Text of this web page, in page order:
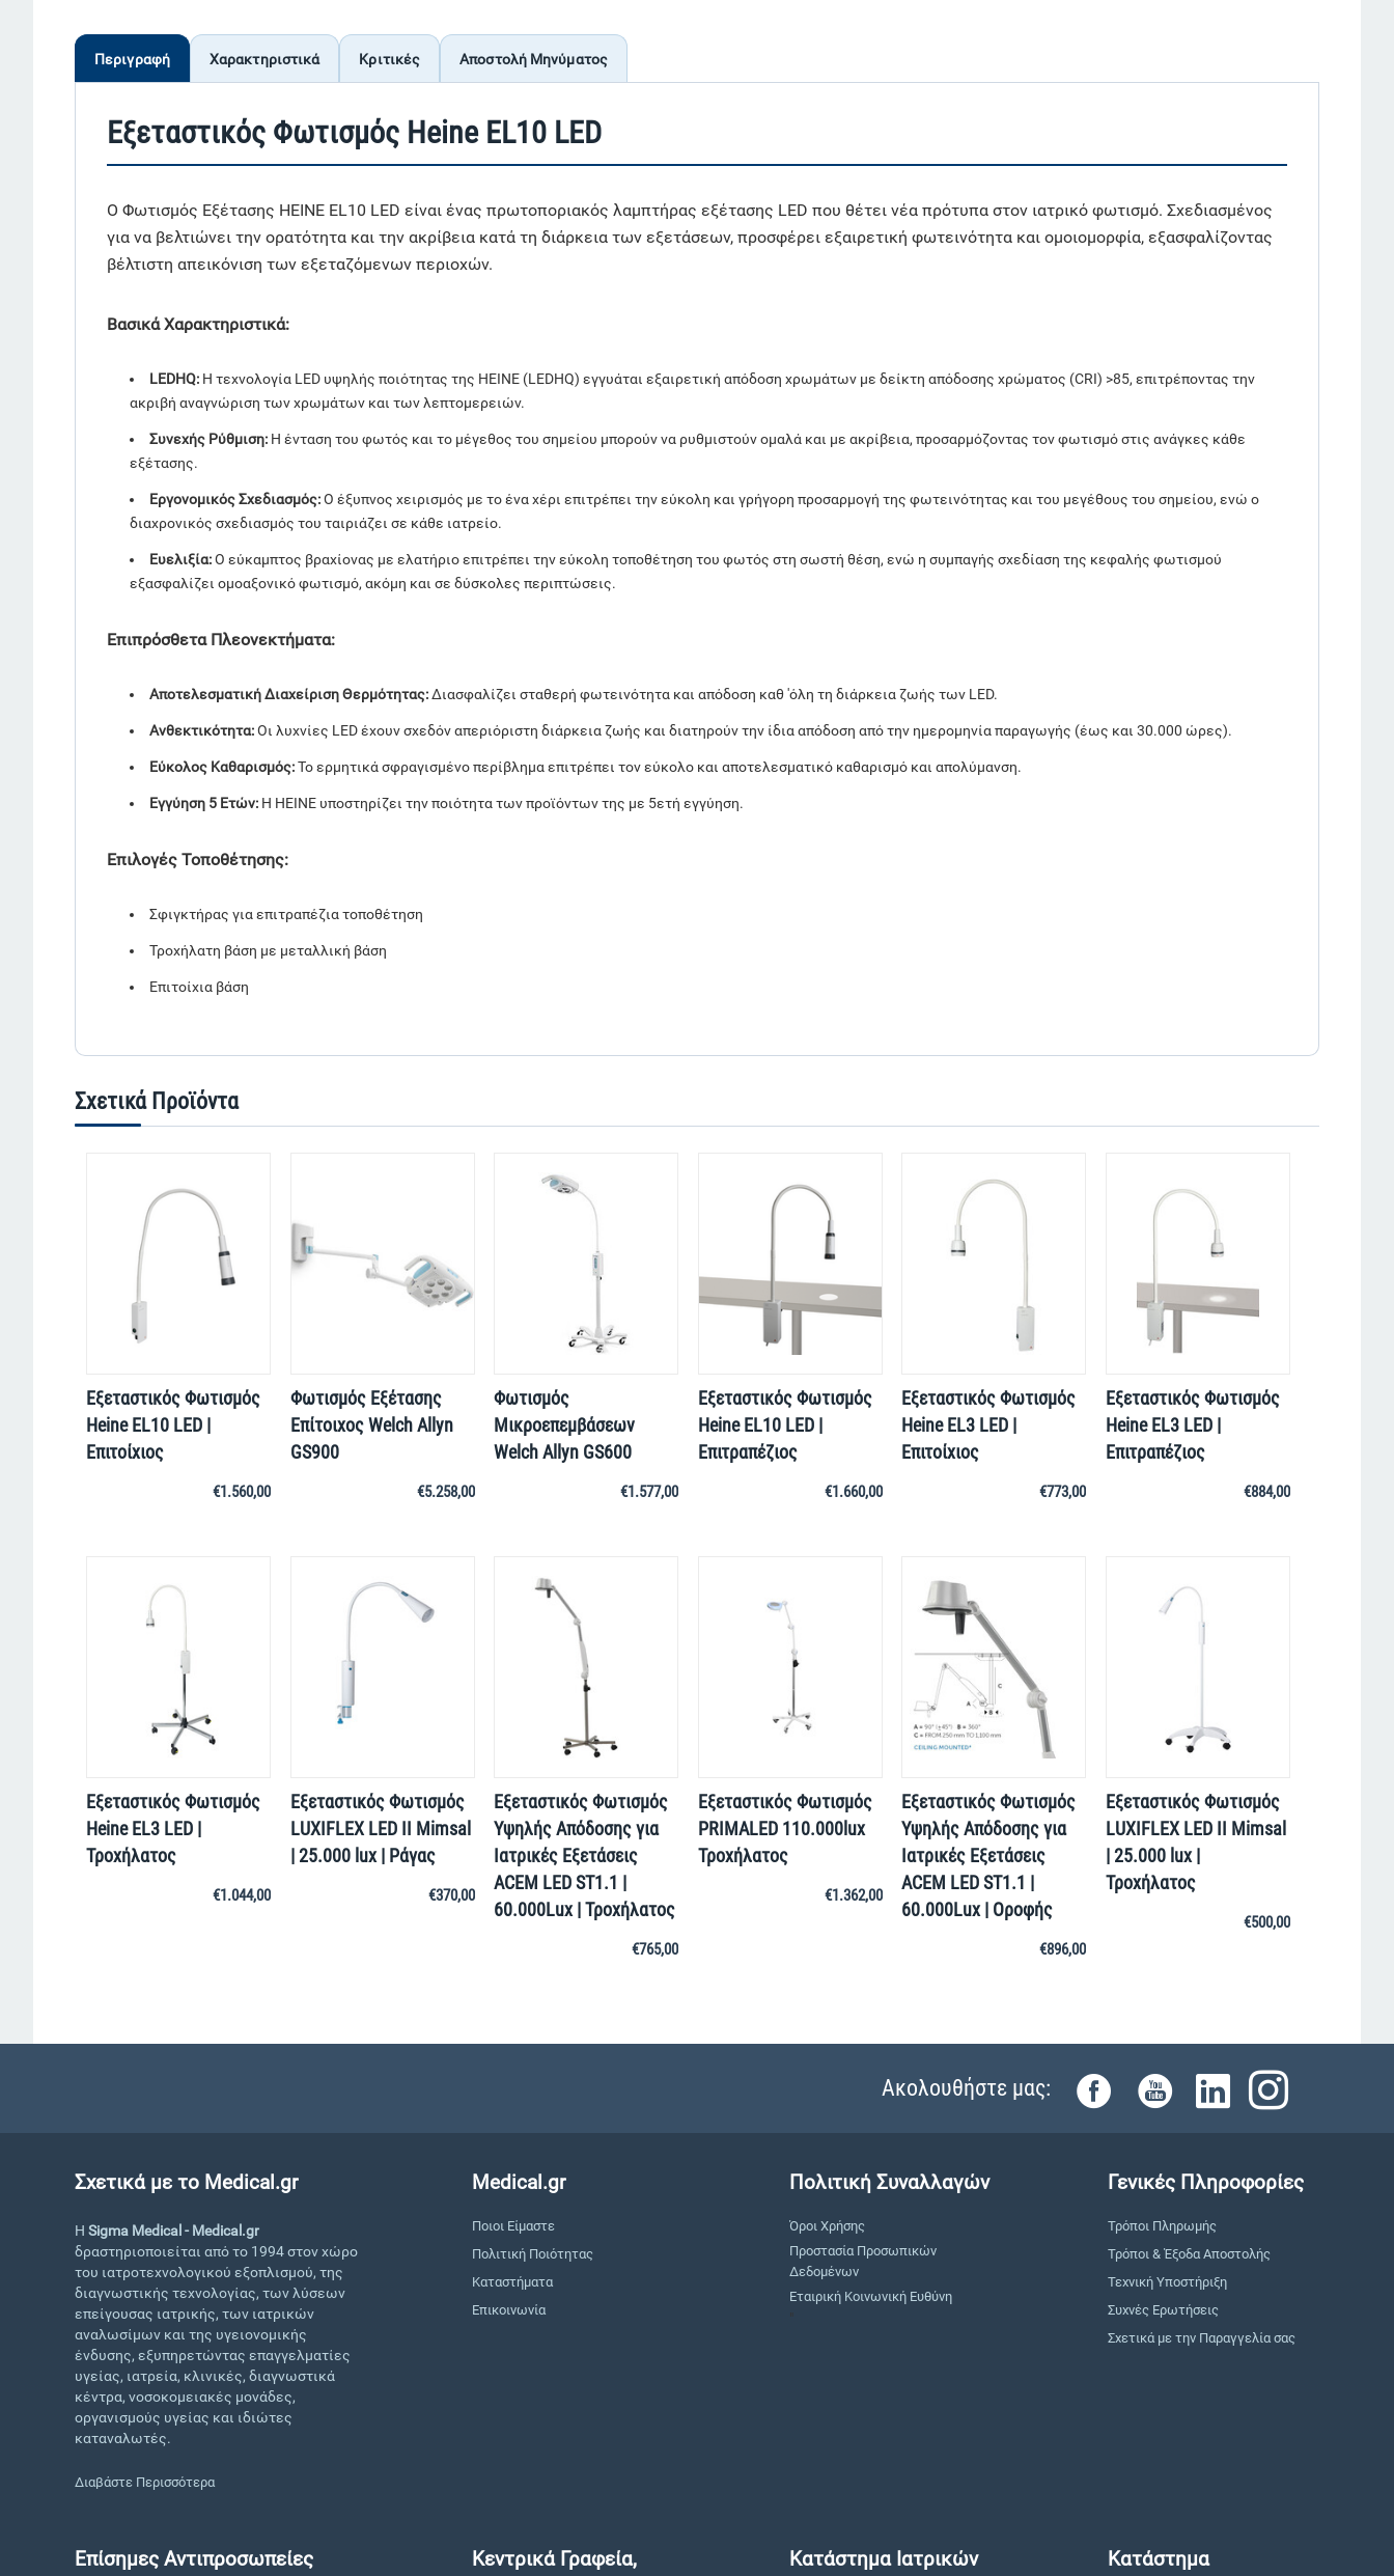
Περιγραφή Χαρακτηριστικά Κριτικές Αποστολή Μηνύματος
Εξεταστικός Φωτισμός Heine EL10 LED
Ο Φωτισμός Εξέτασης HEINE EL10 LED είναι ένας πρωτοποριακός λαμπτήρας εξέτασης LED που θέτει νέα πρότυπα στον ιατρικό φωτισμό. Σχεδιασμένος
για να βελτιώνει την ορατότητα και την ακρίβεια κατά τη διάρκεια των εξετάσεων, προσφέρει εξαιρετική φωτεινότητα και ομοιομορφία, εξασφαλίζοντας
βέλτιστη απεικόνιση των εξεταζόμενων περιοχών.
Βασικά Χαρακτηριστικά:
LEDHQ: Η τεχνολογία LED υψηλής ποιότητας της HEINE (LEDHQ) εγγυάται εξαιρετική απόδοση χρωμάτων με δείκτη απόδοσης χρώματος (CRI) >85, επιτρέποντας την
ακριβή αναγνώριση των χρωμάτων και των λεπτομερειών.
Συνεχής Ρύθμιση: Η ένταση του φωτός και το μέγεθος του σημείου μπορούν να ρυθμιστούν ομαλά και με ακρίβεια, προσαρμόζοντας τον φωτισμό στις ανάγκες κάθε
εξέτασης.
Εργονομικός Σχεδιασμός:Ο έξυπνος χειρισμός με το ένα χέρι επιτρέπει την εύκολη και γρήγορη προσαρμογή της φωτεινότητας και του μεγέθους του σημείου, ενώ ο
διαχρονικός σχεδιασμός του ταιριάζει σε κάθε ιατρείο.
Ευελιξία:Ο εύκαμπτος βραχίονας με ελατήριο επιτρέπει την εύκολη τοποθέτηση του φωτός στη σωστή θέση, ενώ η συμπαγής σχεδίαση της κεφαλής φωτισμού
εξασφαλίζει ομοαξονικό φωτισμό, ακόμη και σε δύσκολες περιπτώσεις.
Επιπρόσθετα Πλεονεκτήματα:
Αποτελεσματική Διαχείριση Θερμότητας:Διασφαλίζει σταθερή φωτεινότητα και απόδοση καθ 'όλη τη διάρκεια ζωής των LED.
Ανθεκτικότητα:Οι λυχνίες LED έχουν σχεδόν απεριόριστη διάρκεια ζωής και διατηρούν την ίδια απόδοση από την ημερομηνία παραγωγής (έως και 30.000 ώρες).
Εύκολος Καθαρισμός:Το ερμητικά σφραγισμένο περίβλημα επιτρέπει τον εύκολο και αποτελεσματικό καθαρισμό και απολύμανση.
Εγγύηση 5 Ετών: Η HEINE υποστηρίζει την ποιότητα των προϊόντων της με 5ετή εγγύηση.
Επιλογές Τοποθέτησης:
Σφιγκτήρας για επιτραπέζια τοποθέτηση
Τροχήλατη βάση με μεταλλική βάση
Επιτοίχια βάση
Σχετικά Προϊόντα
Εξεταστικός Φωτισμός
Heine EL10 LED |
Επιτοίχιος
€1.560,00
Φωτισμός Εξέτασης
Επίτοιχος Welch Allyn
GS900
€5.258,00
Φωτισμός
Μικροεπεμβάσεων
Welch Allyn GS600
€1.577,00
Εξεταστικός Φωτισμός
Heine EL10 LED |
Επιτραπέζιος
€1.660,00
Εξεταστικός Φωτισμός
Heine EL3 LED |
Επιτοίχιος
€773,00
Εξεταστικός Φωτισμός
Heine EL3 LED |
Επιτραπέζιος
€884,00
Εξεταστικός Φωτισμός
Heine EL3 LED |
Τροχήλατος
€1.044,00
Εξεταστικός Φωτισμός
LUXIFLEX LED II Mimsal
| 25.000 lux | Ράγας
€370,00
Εξεταστικός Φωτισμός
Υψηλής Απόδοσης για
Ιατρικές Εξετάσεις
ACEM LED ST1.1 |
60.000Lux | Τροχήλατος
€765,00
Εξεταστικός Φωτισμός
PRIMALED 110.000lux
Τροχήλατος
€1.362,00
Εξεταστικός Φωτισμός
Υψηλής Απόδοσης για
Ιατρικές Εξετάσεις
ACEM LED ST1.1 |
60.000Lux | Οροφής
€896,00
Εξεταστικός Φωτισμός
LUXIFLEX LED II Mimsal
| 25.000 lux |
Τροχήλατος
€500,00
Ακολουθήστε μας:
Σχετικά με το Medical.gr
Η Sigma Medical - Medical.gr
δραστηριοποιείται από το 1994 στον χώρο
του ιατροτεχνολογικού εξοπλισμού, της
διαγνωστικής τεχνολογίας, των λύσεων
επείγουσας ιατρικής, των ιατρικών
αναλωσίμων και της υγειονομικής
ένδυσης, εξυπηρετώντας επαγγελματίες
υγείας, ιατρεία, κλινικές, διαγνωστικά
κέντρα, νοσοκομειακές μονάδες,
οργανισμούς υγείας και ιδιώτες
καταναλωτές.
Διαβάστε Περισσότερα
Medical.gr
Ποιοι Είμαστε
Πολιτική Ποιότητας
Καταστήματα
Επικοινωνία
Πολιτική Συναλλαγών
Όροι Χρήσης
Προστασία Προσωπικών
Δεδομένων
Εταιρική Κοινωνική Ευθύνη
"
Γενικές Πληροφορίες
Τρόποι Πληρωμής
Τρόποι & Έξοδα Αποστολής
Τεχνική Υποστήριξη
Συχνές Ερωτήσεις
Σχετικά με την Παραγγελία σας
Επίσημες Αντιπροσωπείες
Κεντρικά Γραφεία,
Κατάστημα Ιατρικών
Κατάστημα